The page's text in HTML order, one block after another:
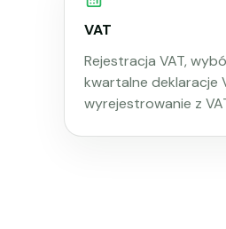
VAT
Rejestracja VAT,
kwartalne deklaracje
wyrejestrowanie z